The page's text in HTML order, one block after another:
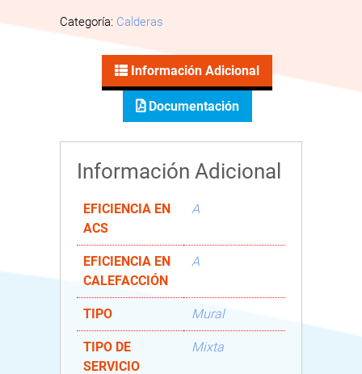
Categoría: Calderas
Información Adicional
Documentación
Información Adicional
EFICIENCIA EN
ACS
A
EFICIENCIA EN
CALEFACCIÓN
A
TIPO Mural
TIPO DE
SERVICIO
Mixta